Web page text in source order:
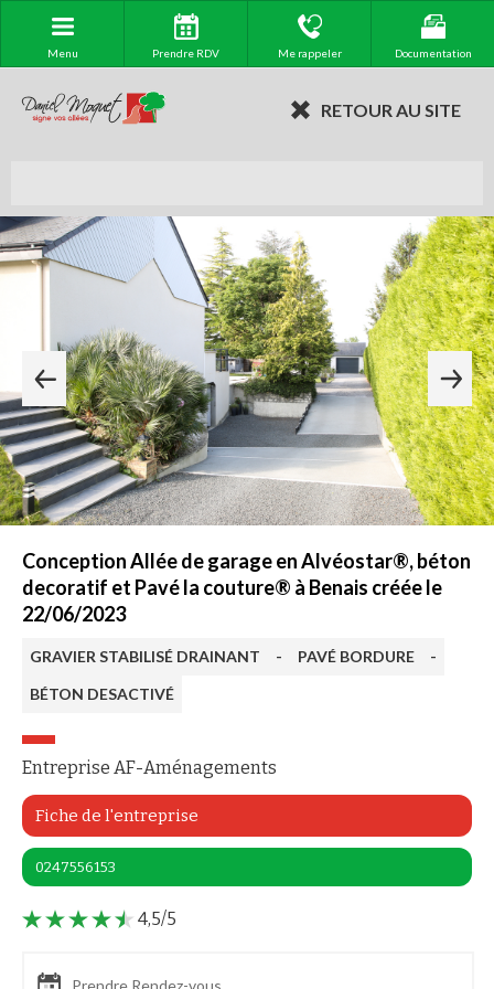
Menu Prendre RDV Me rappeler Documentation
RETOUR AU SITE
Conception Allée de garage en Alvéostar®, béton
decoratif et Pavé la couture® à Benais créée le
22/06/2023
GRAVIER STABILISÉ DRAINANT - PAVÉ BORDURE
-
BÉTON DESACTIVÉ
Entreprise AF-Aménagements
Fiche de l'entreprise
0247556153
4,5/5